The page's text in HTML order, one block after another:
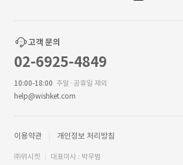
고객 문의
02-6925-4849
10:00-18:00 주말·공휴일 제외
help@wishket.com
이용약관 개인정보 처리방침
㈜위시켓 대표이사 : 박우범